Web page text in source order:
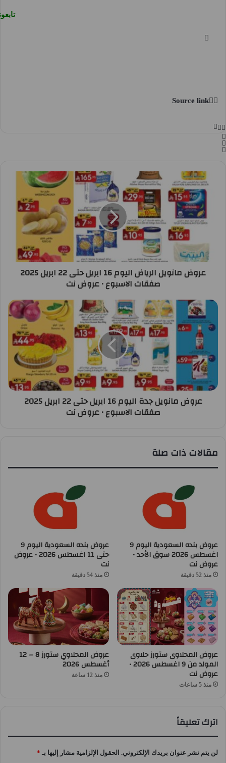
Source link
عروض مانويل الرياض اليوم 16 ابريل حتى 22 ابريل 2025
صفقات الاسبوع • عروض نت
عروض مانويل جدة اليوم 16 ابريل حتى 22 ابريل 2025
صفقات الاسبوع • عروض نت
مقالات ذات صلة
عروض بنده السعودية اليوم 9
اغسطس 2026 سوق الأحد •
عروض نت
منذ 52 دقيقة
عروض بنده السعودية اليوم 9
حتى 11 اغسطس 2026 • عروض
نت
منذ 54 دقيقة
عروض المحلاوى ستورز حلاوى
المولد من 9 اغسطس 2026 •
عروض نت
منذ 5 ساعات
عروض المحلاوي ستورز 8 – 12
أغسطس 2026
منذ 12 ساعة
اترك تعليقاً
لن يتم نشر عنوان بريدك الإلكتروني. الحقول الإلزامية مشار إليها بـ *